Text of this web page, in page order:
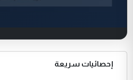
إحصائيات سريعة